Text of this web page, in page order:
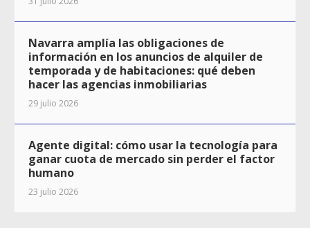
Navarra amplía las obligaciones de
información en los anuncios de alquiler de
temporada y de habitaciones: qué deben
hacer las agencias inmobiliarias
29 julio 2026
Agente digital: cómo usar la tecnología para
ganar cuota de mercado sin perder el factor
humano
23 julio 2026